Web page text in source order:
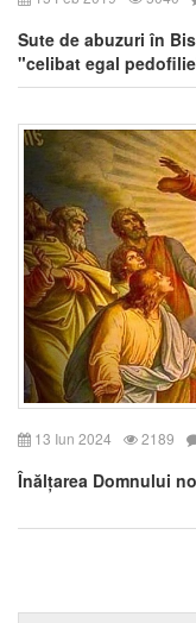
Sute de abuzuri în
"celibat egal
13 Iun 2024 2189
Înălțarea Domnului